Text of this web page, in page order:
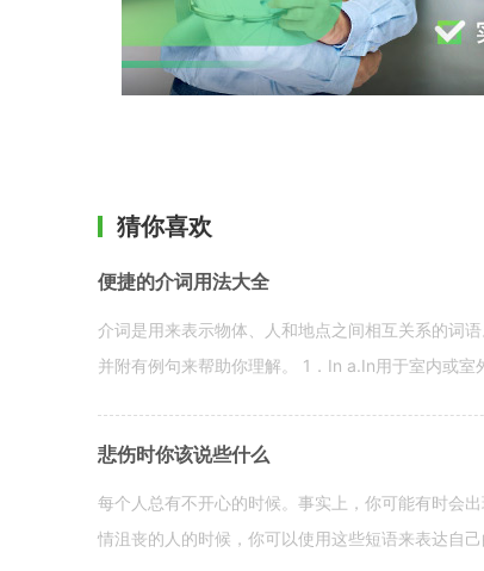
猜你喜欢
便捷的介词用法大全
介词是用来表示物体、人和地点之间相互关系的词
并附有例句来帮助你理解。 1．In a.In用于室内或
悲伤时你该说些什么
每个人总有不开心的时候。事实上，你可能有时会
情沮丧的人的时候，你可以使用这些短语来表达自